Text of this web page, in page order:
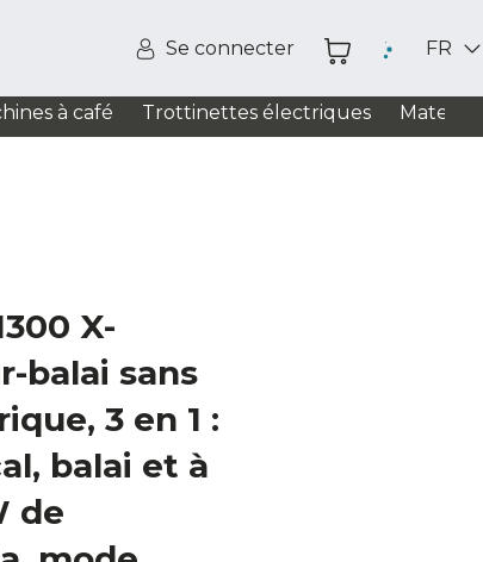
Se connecter FR
à café Trottinettes électriques Matelas
X-
balai sans
3 en 1 :
balai et à
de